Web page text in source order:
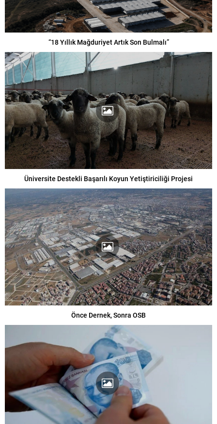
“18 Yıllık Mağduriyet Artık Son Bulmalı”
Üniversite Destekli Başarılı Koyun Yetiştiriciliği Projesi
Önce Dernek, Sonra OSB